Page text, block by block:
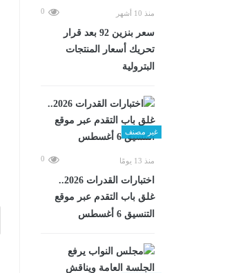
منذ 10 أشهر 0
سعر بنزين 92 بعد قرار
تحريك أسعار المنتجات
البترولية
غير مصنف
منذ 13 يومًا 0
اختبارات القدرات 2026..
غلق باب التقدم عبر موقع
التنسيق 6 أغسطس